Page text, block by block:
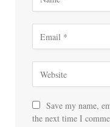
Save my name,
the next time I